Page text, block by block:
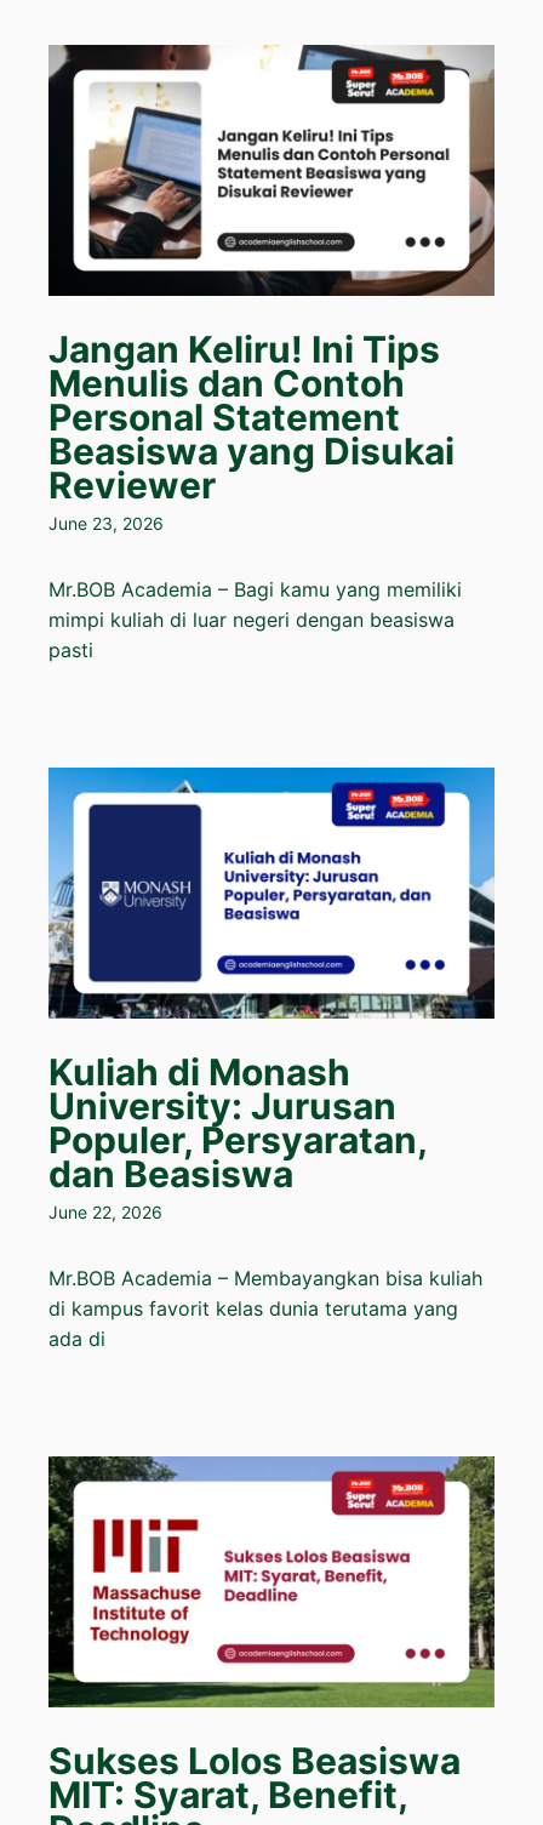
Jangan Keliru! Ini Tips
Menulis dan Contoh
Personal Statement
Beasiswa yang Disukai
Reviewer
June 23, 2026
Mr.BOB Academia – Bagi kamu yang memiliki
mimpi kuliah di luar negeri dengan beasiswa
pasti
Kuliah di Monash
University: Jurusan
Populer, Persyaratan,
dan Beasiswa
June 22, 2026
Mr.BOB Academia – Membayangkan bisa kuliah
di kampus favorit kelas dunia terutama yang
ada di
Sukses Lolos Beasiswa
MIT: Syarat, Benefit,